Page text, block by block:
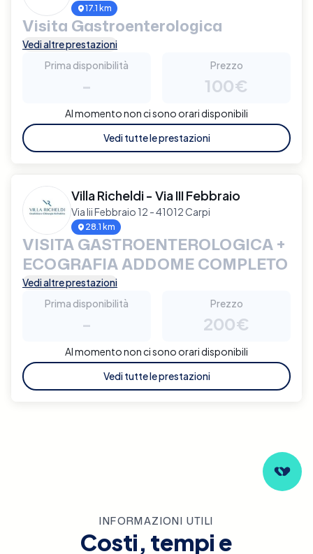
17.1 km
Visita Gastroenterologica
Vedi altre prestazioni
Prima disponibilità
-
Prezzo
100€
Al momento non ci sono orari disponibili
Vedi tutte le prestazioni
Villa Richeldi - Via III Febbraio
Via Iii Febbraio 12 - 41012 Carpi
28.1 km
VISITA GASTROENTEROLOGICA +
ECOGRAFIA ADDOME COMPLETO
Vedi altre prestazioni
Prima disponibilità
-
Prezzo
200€
Al momento non ci sono orari disponibili
Vedi tutte le prestazioni
INFORMAZIONI UTILI
Costi, tempi e